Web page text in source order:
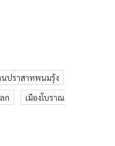
นปราสาทพนมรุ้ง
ก
เมืองโบราณ